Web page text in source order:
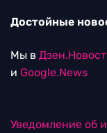
Достойные
Мы в
и Google.News
Уведомление об